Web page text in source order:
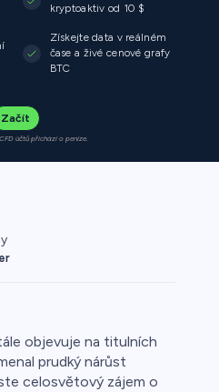
kryptoaktiv od 10 $
Získejte data v reálném
čase a živé cenové grafy
BTC
Začít
účtů přichází o peníze.
objevuje na titulních
prudký nárůst
celosvětový zájem o